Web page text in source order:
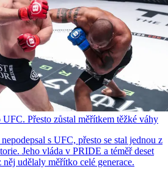
Přesto zůstal měřítkem těžké váhy
s UFC, přesto se stal jednou z
Jeho vláda v PRIDE a téměř deset
udělaly měřítko celé generace.